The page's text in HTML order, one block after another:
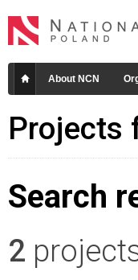
About NCN
Projects
Search
2